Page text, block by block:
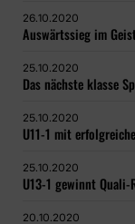
26.10.2020
Auswärtssieg im
25.10.2020
Das nächste klasse
25.10.2020
U11-1 mit
25.10.2020
U13-1 gewinnt Quali-
20.10.2020